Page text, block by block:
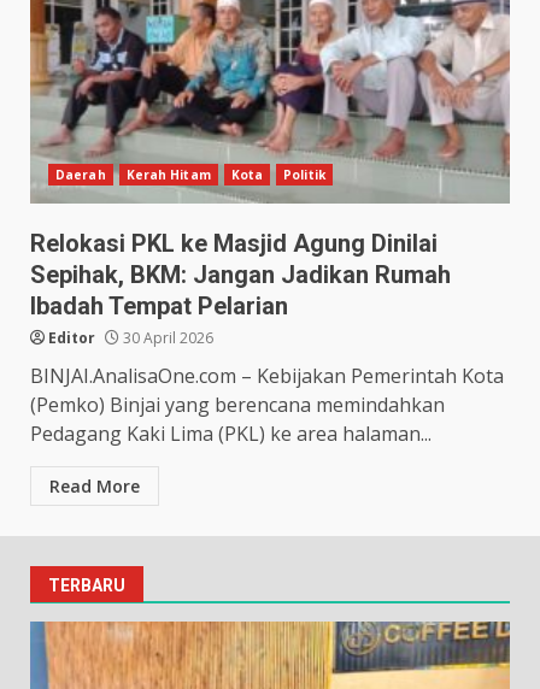
Daerah Kerah Hitam Kota Politik
Relokasi PKL ke Masjid Agung Dinilai
Sepihak, BKM: Jangan Jadikan Rumah
Ibadah Tempat Pelarian
Editor 30 April 2026
BINJAI.AnalisaOne.com – Kebijakan Pemerintah Kota
(Pemko) Binjai yang berencana memindahkan
Pedagang Kaki Lima (PKL) ke area halaman...
Read More
TERBARU